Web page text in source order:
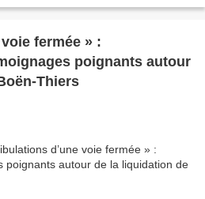
fermée » :
poignants autour
Thiers